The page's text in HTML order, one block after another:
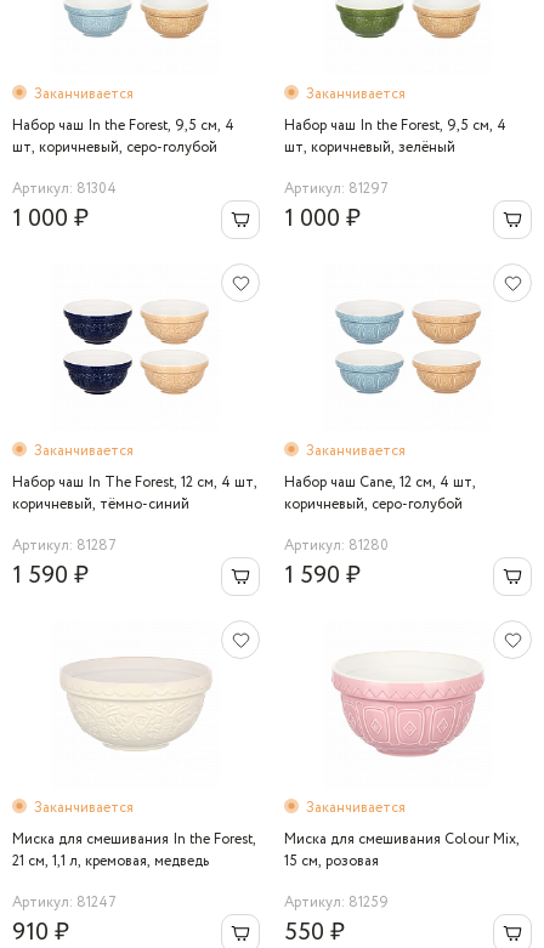
Заканчивается
Набор чаш In the Forest, 9,5 см, 4
шт, коричневый, серо-голубой
Артикул: 81304
1 000 ₽
Заканчивается
Набор чаш In the Forest, 9,5 см, 4
шт, коричневый, зелёный
Артикул: 81297
1 000 ₽
Заканчивается
Набор чаш In The Forest, 12 см, 4 шт,
коричневый, тёмно-синий
Артикул: 81287
1 590 ₽
Заканчивается
Набор чаш Cane, 12 см, 4 шт,
коричневый, серо-голубой
Артикул: 81280
1 590 ₽
Заканчивается
Миска для смешивания In the Forest,
21 см, 1,1 л, кремовая, медведь
Артикул: 81247
910 ₽
Заканчивается
Миска для смешивания Colour Mix,
15 см, розовая
Артикул: 81259
550 ₽